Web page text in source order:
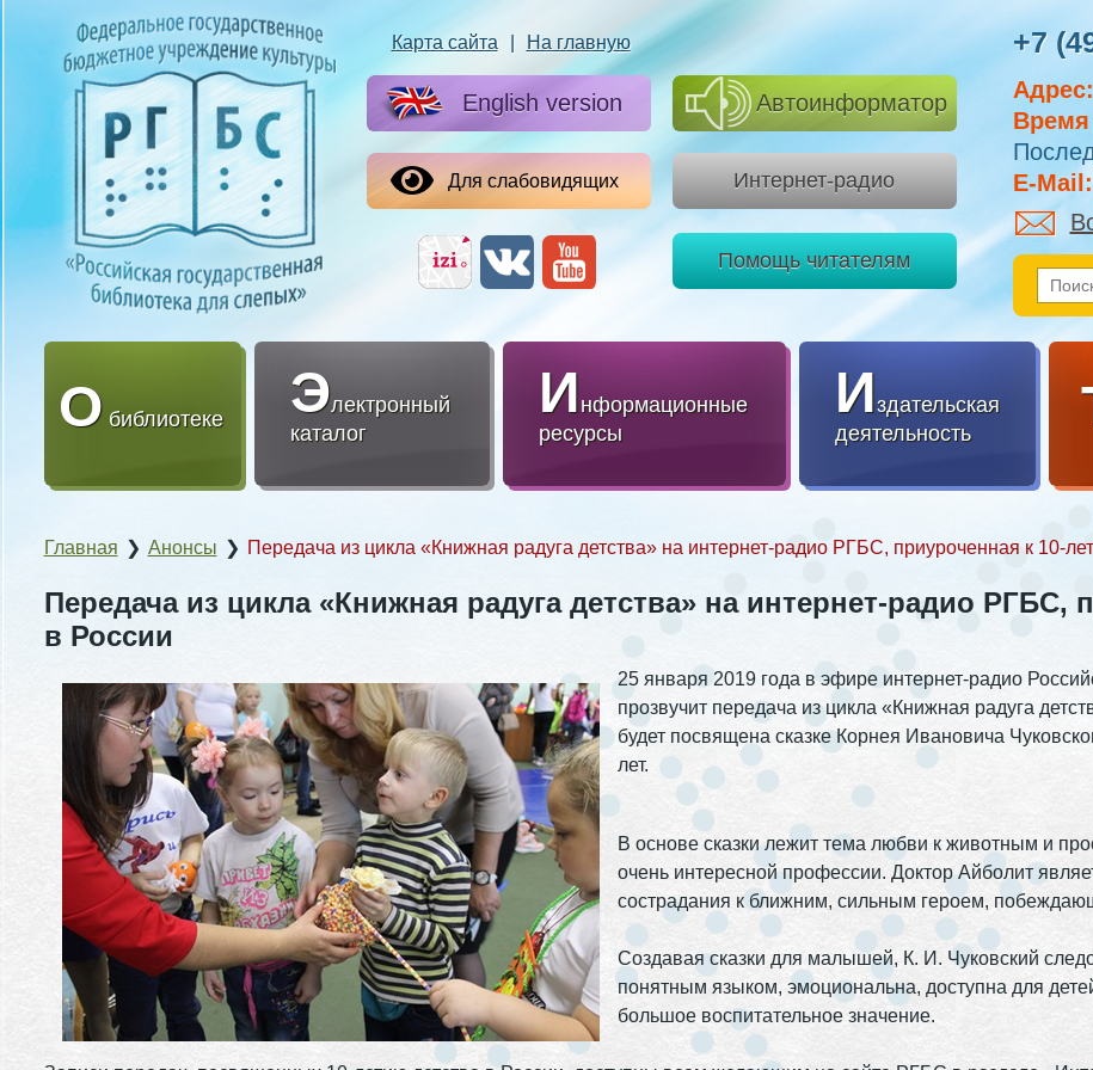
Карта сайта На главную
English version
Для слабовидящих
Автоинформатор
Интернет-радио
Помощь читателям
+7
Адрес:
E-Mail:
О библиотеке Электронный
каталог
Информационные
ресурсы
Издательская
деятельность
Главная ❯ Анонсы ❯ Передача из цикла «Книжная радуга детства» на интернет-радио РГБС, приуроченная к 10-
Передача из цикла «Книжная радуга детства» на интернет-радио РГБС,
в России
25 января 2019 года в эфире интернет-радио
прозвучит передача из цикла «Книжная радуга
будет посвящена сказке Корнея Ивановича
лет.
В основе сказки лежит тема любви к животным и
очень интересной профессии. Доктор Айболит
сострадания к ближним, сильным героем,
Создавая сказки для малышей, К. И. Чуковский
понятным языком, эмоциональна, доступна для
большое воспитательное значение.